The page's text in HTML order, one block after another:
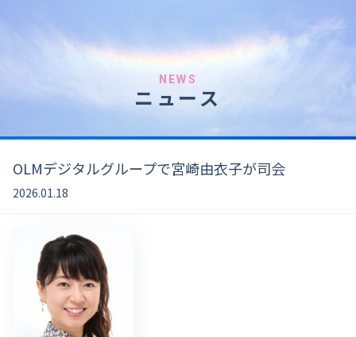
NEWS
ニュース
OLMデジタルグループで宮崎由衣子が司会
2026.01.18